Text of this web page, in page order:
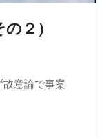
２）
意論で事案